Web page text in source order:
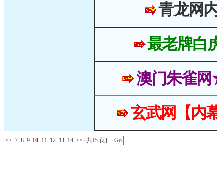
青龙网
最老牌白
澳门朱雀
玄武网【内
<< 7 8 9 10 11 12 13 14 >> [共15 页] Go